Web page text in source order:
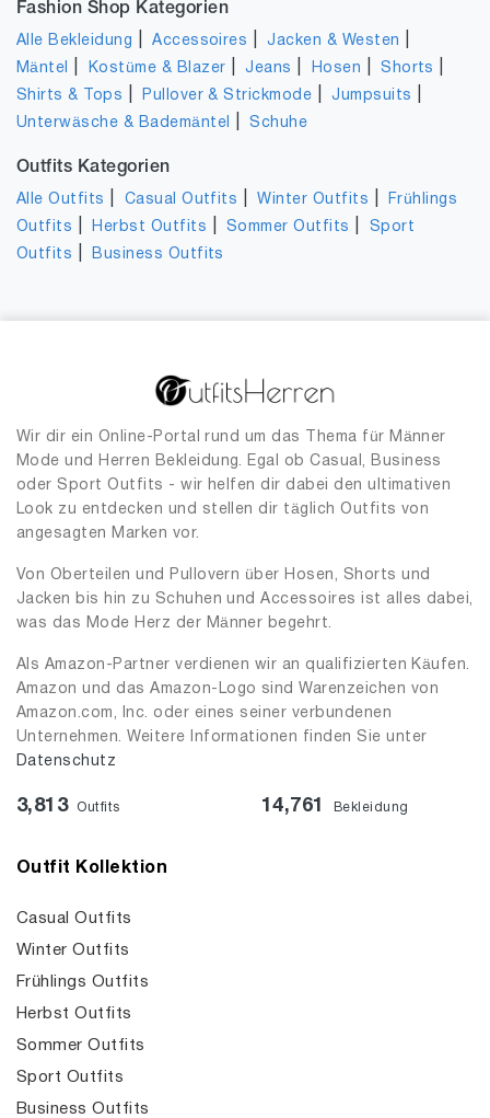
Fashion Shop Kategorien
Alle Bekleidung |Accessoires |Jacken & Westen
Mäntel Kostüme & Blazer |Jeans Hosen |Shorts
Shirts & Tops Pullover & Strickmode |Jumpsuits
Unterwäsche & Bademäntel |Schuhe
Outfits Kategorien
Alle Outfits Casual Outfits |Winter Outfits
Frühlings
Outfits
Herbst Outfits Sommer Outfits
Sport
Outfits
Business Outfits
Wir dir ein Online-Portal rund um das Thema für Männer
Mode und Herren Bekleidung. Egal ob Casual, Business
oder Sport Outfits - wir helfen dir dabei den ultimativen
Look zu entdecken und stellen dir täglich Outfits von
angesagten Marken vor.
Von Oberteilen und Pullovern über Hosen, Shorts und
Jacken bis hin zu Schuhen und Accessoires ist alles dabei,
was das Mode Herz der Männer begehrt.
Als Amazon-Partner verdienen wir an qualifizierten Käufen.
Amazon und das Amazon-Logo sind Warenzeichen von
Amazon.com, Inc. oder eines seiner verbundenen
Unternehmen. Weitere Informationen finden Sie unter
Datenschutz
3,813 Outfits 14,761 Bekleidung
Outfit Kollektion
Casual Outfits
Winter Outfits
Frühlings Outfits
Herbst Outfits
Sommer Outfits
Sport Outfits
Business Outfits